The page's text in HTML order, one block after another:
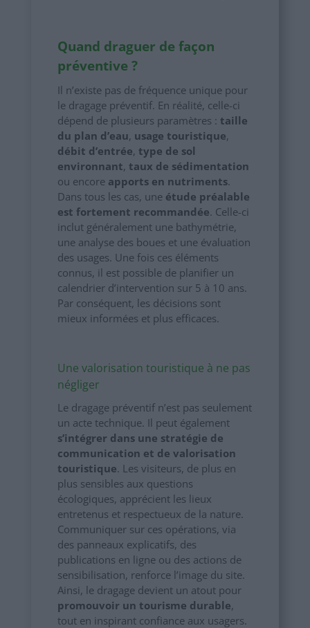
Quand draguer de façon
préventive ?
Il n’existe pas de fréquence unique pour
le dragage préventif. En réalité, celle-ci
dépend de plusieurs paramètres : taille
du plan d’eau, usage touristique,
débit d’entrée, type de sol
environnant, taux de sédimentation
ou encore apports en nutriments.
Dans tous les cas, une étude préalable
est fortement recommandée. Celle-ci
inclut généralement une bathymétrie,
une analyse des boues et une évaluation
des usages. Une fois ces éléments
connus, il est possible de planifier un
calendrier d’intervention sur 5 à 10 ans.
Par conséquent, les décisions sont
mieux informées et plus efficaces.
Une valorisation touristique à ne pas
négliger
Le dragage préventif n’est pas seulement
un acte technique. Il peut également
s’intégrer dans une stratégie de
communication et de valorisation
touristique. Les visiteurs, de plus en
plus sensibles aux questions
écologiques, apprécient les lieux
entretenus et respectueux de la nature.
Communiquer sur ces opérations, via
des panneaux explicatifs, des
publications en ligne ou des actions de
sensibilisation, renforce l’image du site.
Ainsi, le dragage devient un atout pour
promouvoir un tourisme durable,
tout en inspirant confiance aux usagers.